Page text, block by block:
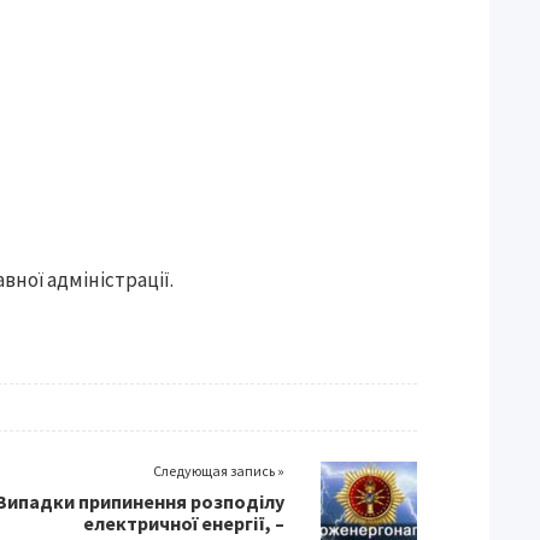
адміністрації.
Следующая запись »
припинення розподілу
електричної енергії, –